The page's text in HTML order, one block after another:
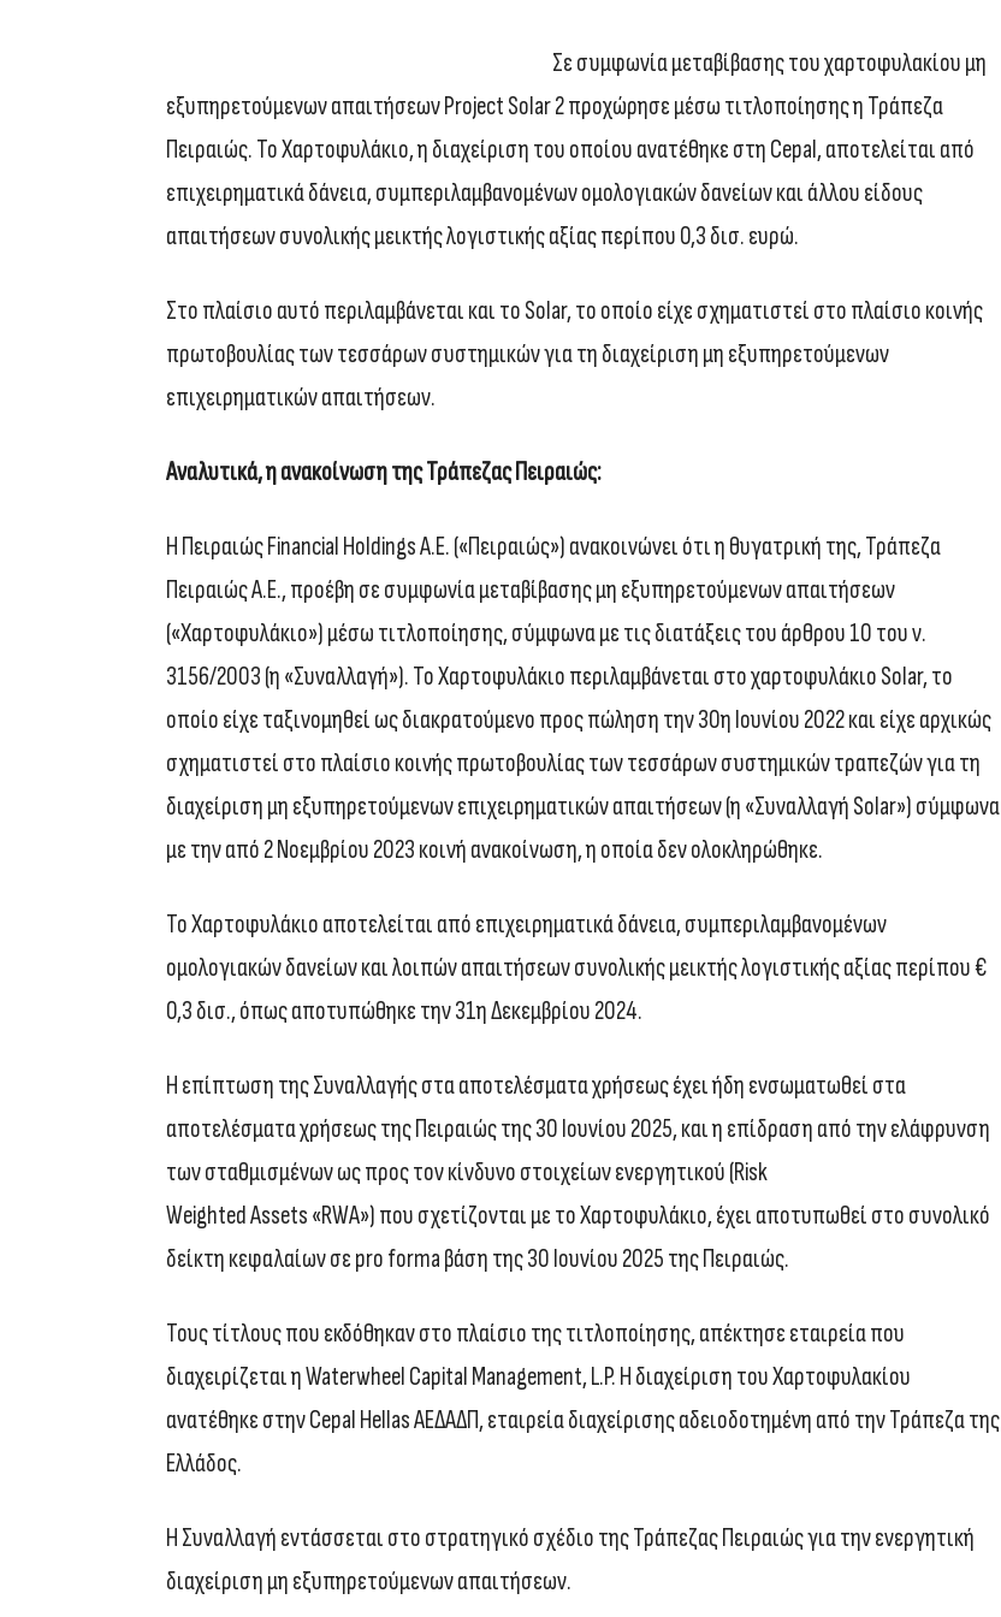
Σε συμφωνία μεταβίβασης του χαρτοφυλακίου μη
εξυπηρετούμενων απαιτήσεων Project Solar 2 προχώρησε μέσω τιτλοποίησης η Τράπεζα
Πειραιώς. Το Χαρτοφυλάκιο, η διαχείριση του οποίου ανατέθηκε στη Cepal, αποτελείται από
επιχειρηματικά δάνεια, συμπεριλαμβανομένων ομολογιακών δανείων και άλλου είδους
απαιτήσεων συνολικής μεικτής λογιστικής αξίας περίπου 0,3 δισ. ευρώ.
Στο πλαίσιο αυτό περιλαμβάνεται και το Solar, το οποίο είχε σχηματιστεί στο πλαίσιο κοινής
πρωτοβουλίας των τεσσάρων συστημικών για τη διαχείριση μη εξυπηρετούμενων
επιχειρηματικών απαιτήσεων.
Αναλυτικά, η ανακοίνωση της Τράπεζας Πειραιώς:
Η Πειραιώς Financial Holdings Α.Ε. («Πειραιώς») ανακοινώνει ότι η θυγατρική της, Τράπεζα
Πειραιώς Α.Ε., προέβη σε συμφωνία μεταβίβασης μη εξυπηρετούμενων απαιτήσεων
(«Χαρτοφυλάκιο») μέσω τιτλοποίησης, σύμφωνα με τις διατάξεις του άρθρου 10 του ν.
3156/2003 (η «Συναλλαγή»). Το Χαρτοφυλάκιο περιλαμβάνεται στο χαρτοφυλάκιο Solar, το
οποίο είχε ταξινομηθεί ως διακρατούμενο προς πώληση την 30η Ιουνίου 2022 και είχε αρχικώς
σχηματιστεί στο πλαίσιο κοινής πρωτοβουλίας των τεσσάρων συστημικών τραπεζών για τη
διαχείριση μη εξυπηρετούμενων επιχειρηματικών απαιτήσεων (η «Συναλλαγή Solar») σύμφωνα
με την από 2 Νοεμβρίου 2023 κοινή ανακοίνωση, η οποία δεν ολοκληρώθηκε.
Το Χαρτοφυλάκιο αποτελείται από επιχειρηματικά δάνεια, συμπεριλαμβανομένων
ομολογιακών δανείων και λοιπών απαιτήσεων συνολικής μεικτής λογιστικής αξίας περίπου €
0,3 δισ., όπως αποτυπώθηκε την 31η Δεκεμβρίου 2024.
Η επίπτωση της Συναλλαγής στα αποτελέσματα χρήσεως έχει ήδη ενσωματωθεί στα
αποτελέσματα χρήσεως της Πειραιώς της 30 Ιουνίου 2025, και η επίδραση από την ελάφρυνση
των σταθμισμένων ως προς τον κίνδυνο στοιχείων ενεργητικού (Risk
Weighted Assets «RWA») που σχετίζονται με το Χαρτοφυλάκιο, έχει αποτυπωθεί στο συνολικό
δείκτη κεφαλαίων σε pro forma βάση της 30 Ιουνίου 2025 της Πειραιώς.
Τους τίτλους που εκδόθηκαν στο πλαίσιο της τιτλοποίησης, απέκτησε εταιρεία που
διαχειρίζεται η Waterwheel Capital Management, L.P. Η διαχείριση του Χαρτοφυλακίου
ανατέθηκε στην Cepal Hellas ΑΕΔΑΔΠ, εταιρεία διαχείρισης αδειοδοτημένη από την Τράπεζα της
Ελλάδος.
Η Συναλλαγή εντάσσεται στο στρατηγικό σχέδιο της Τράπεζας Πειραιώς για την ενεργητική
διαχείριση μη εξυπηρετούμενων απαιτήσεων.